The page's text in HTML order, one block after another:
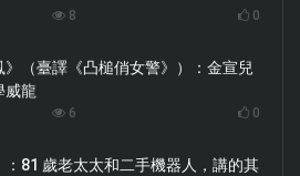
8 0
（臺譯《凸槌俏女警》）：金宣兒
威龍
6 0
81 歲老太太和二手機器人，講的其